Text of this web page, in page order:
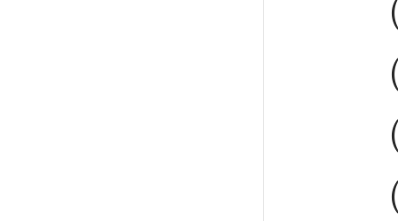
（
（
（
（